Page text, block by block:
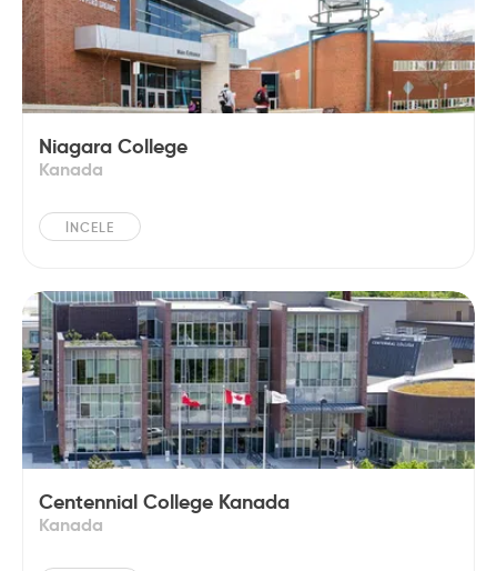
Niagara College
Kanada
İNCELE
Centennial College Kanada
Kanada